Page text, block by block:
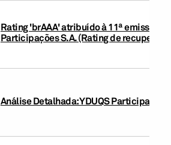
Rating 'brAAA' atribuído à 11ª emissão
Participações S.A. (Rating de
Análise Detalhada: YDUQS Participações